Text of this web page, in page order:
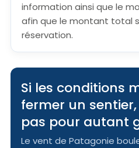
information ainsi que le
afin que le montant total
réservation.
Si les conditions
fermer un
pas pour autant
Le vent de Patagonie